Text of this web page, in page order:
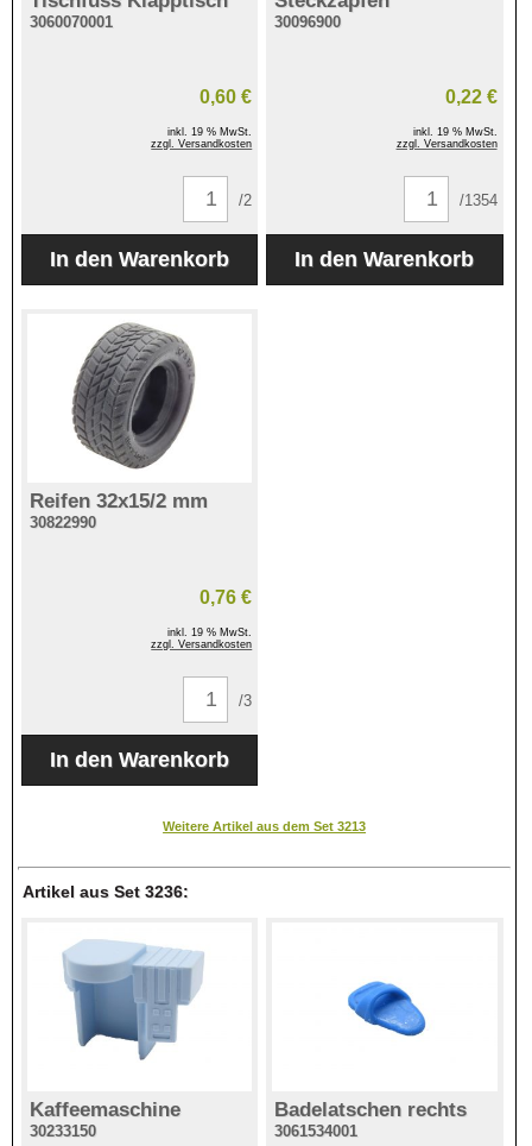
3060070001
0,60 €
inkl. 19 % MwSt.
zzgl. Versandkosten
/2
30096900
0,22 €
inkl. 19 % MwSt.
zzgl. Versandkosten
/1354
Reifen 32x15/2 mm
30822990
0,76 €
inkl. 19 % MwSt.
zzgl. Versandkosten
/3
Weitere Artikel aus dem Set 3213
Artikel aus Set 3236:
Kaffeemaschine
30233150
Badelatschen rechts
3061534001